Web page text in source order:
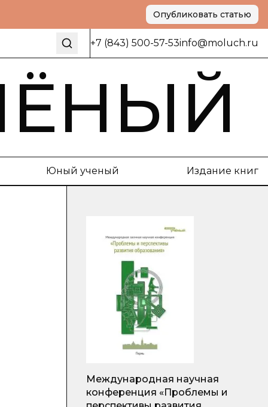
Опубликовать статью
+7 (843) 500-57-53info@moluch.ru
Юный ученый Издание книг
Международная научная
конференция «Проблемы и